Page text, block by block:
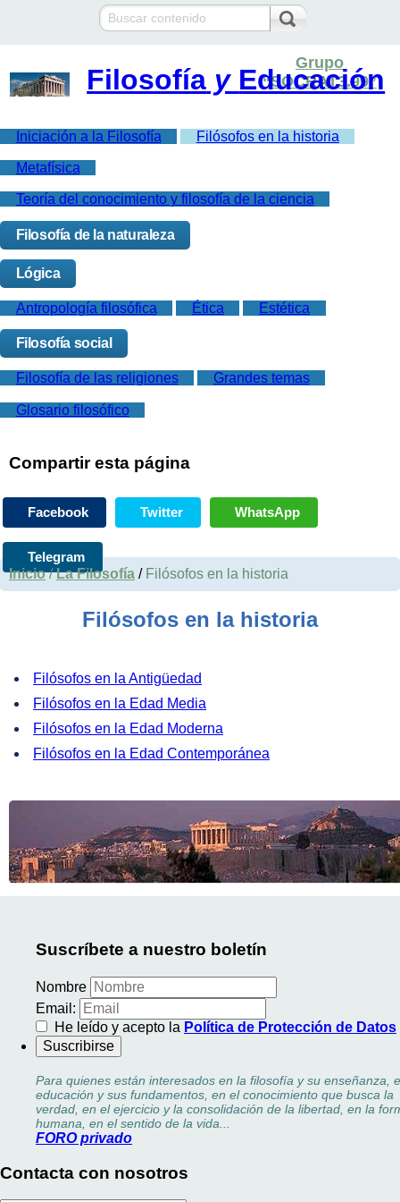
Filosofía y Educación
Grupo
“SOCRAT3.99”
Iniciación a la Filosofía Filósofos en la historia
Metafísica
Teoría del conocimiento y filosofía de la ciencia
Filosofía de la naturaleza
Lógica
Antropología filosófica Ética Estética
Filosofía social
Filosofía de las religiones Grandes temas
Glosario filosófico
Compartir esta página
Facebook Twitter WhatsApp
Telegram
Inicio/La Filosofía / Filósofos en la historia
Filósofos en la historia
Filósofos en la Antigüedad
Filósofos en la Edad Media
Filósofos en la Edad Moderna
Filósofos en la Edad Contemporánea
Suscríbete a nuestro boletín
Nombre
Email:
He leído y acepto la Política de Protección de Datos
Para quienes están interesados en la filosofía y su enseñanza,
educación y sus fundamentos, en el conocimiento que busca la
verdad, en el ejercicio y la consolidación de la libertad, en la
humana, en el sentido de la vida...
FORO privado
Contacta con nosotros